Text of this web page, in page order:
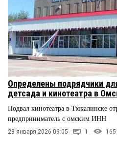
Определены подрядчики
детсада и кинотеатра в
Подвал кинотеатра в Тюкалинске
предприниматель с омским ИНН
23 января 2026 09:05 1